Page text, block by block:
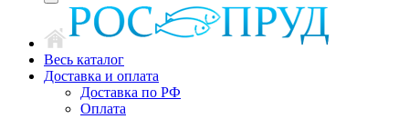
Весь каталог
Доставка и оплата
Доставка по РФ
Оплата